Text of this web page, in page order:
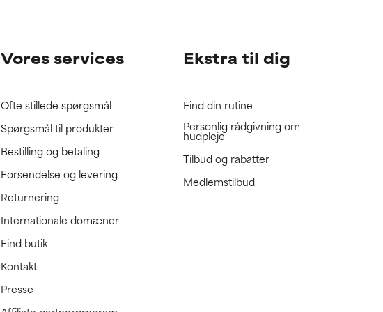
Vores services
Ofte stillede spørgsmål
Spørgsmål til produkter
Bestilling og betaling
Forsendelse og levering
Returnering
Internationale domæner
Find butik
Kontakt
Presse
Ekstra til dig
Find din rutine
Personlig rådgivning om
hudpleje
Tilbud og rabatter
Medlemstilbud